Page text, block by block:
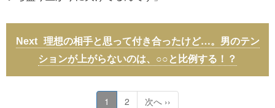
理想の相手と思って付き合ったけど…。男のテン
ションが上がらないのは、○○と比例する！？
1 2 次へ ››